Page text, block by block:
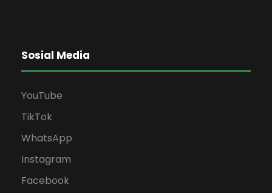
Sosial Media
YouTube
TikTok
WhatsApp
Instagram
Facebook